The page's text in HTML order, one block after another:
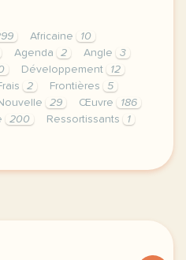
Africaine
10
Agenda 2 Angle
3
Développement
12
2 Frontières
5
29 Œuvre
186
200 Ressortissants
1
le respect de votre vie